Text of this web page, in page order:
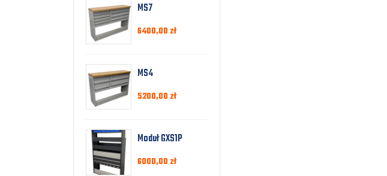
MS7
6400,00 zł
MS4
5200,00 zł
Moduł GXS1P
6000,00 zł